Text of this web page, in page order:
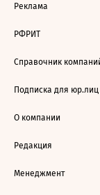
Реклама
РФРИТ
Справочник
Подписка для юр.лиц
О компании
Редакция
Менеджмент